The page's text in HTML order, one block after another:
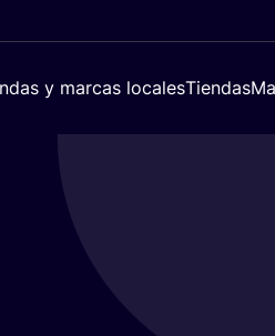
y marcas localesTiendas